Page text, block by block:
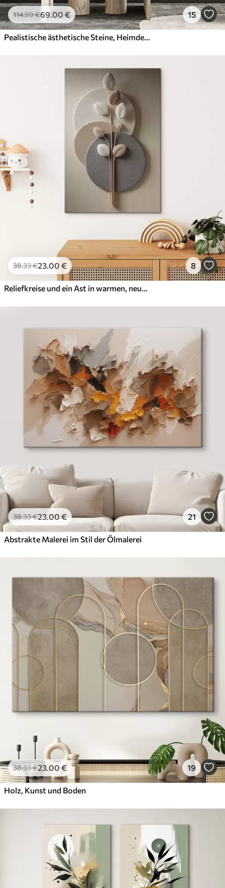
114.99€69.00 € 15
Pealistische ästhetische Steine, Heimdekoration, natürliche Beleuchtung
38.33€23.00 € 8
Reliefkreise und ein Ast in warmen, neutralen Farbtönen
38.33€23.00€ 21
Abstrakte Malerei im Stil der Ölmalerei
38.33€23.00 € 19
Holz, Kunst und Boden